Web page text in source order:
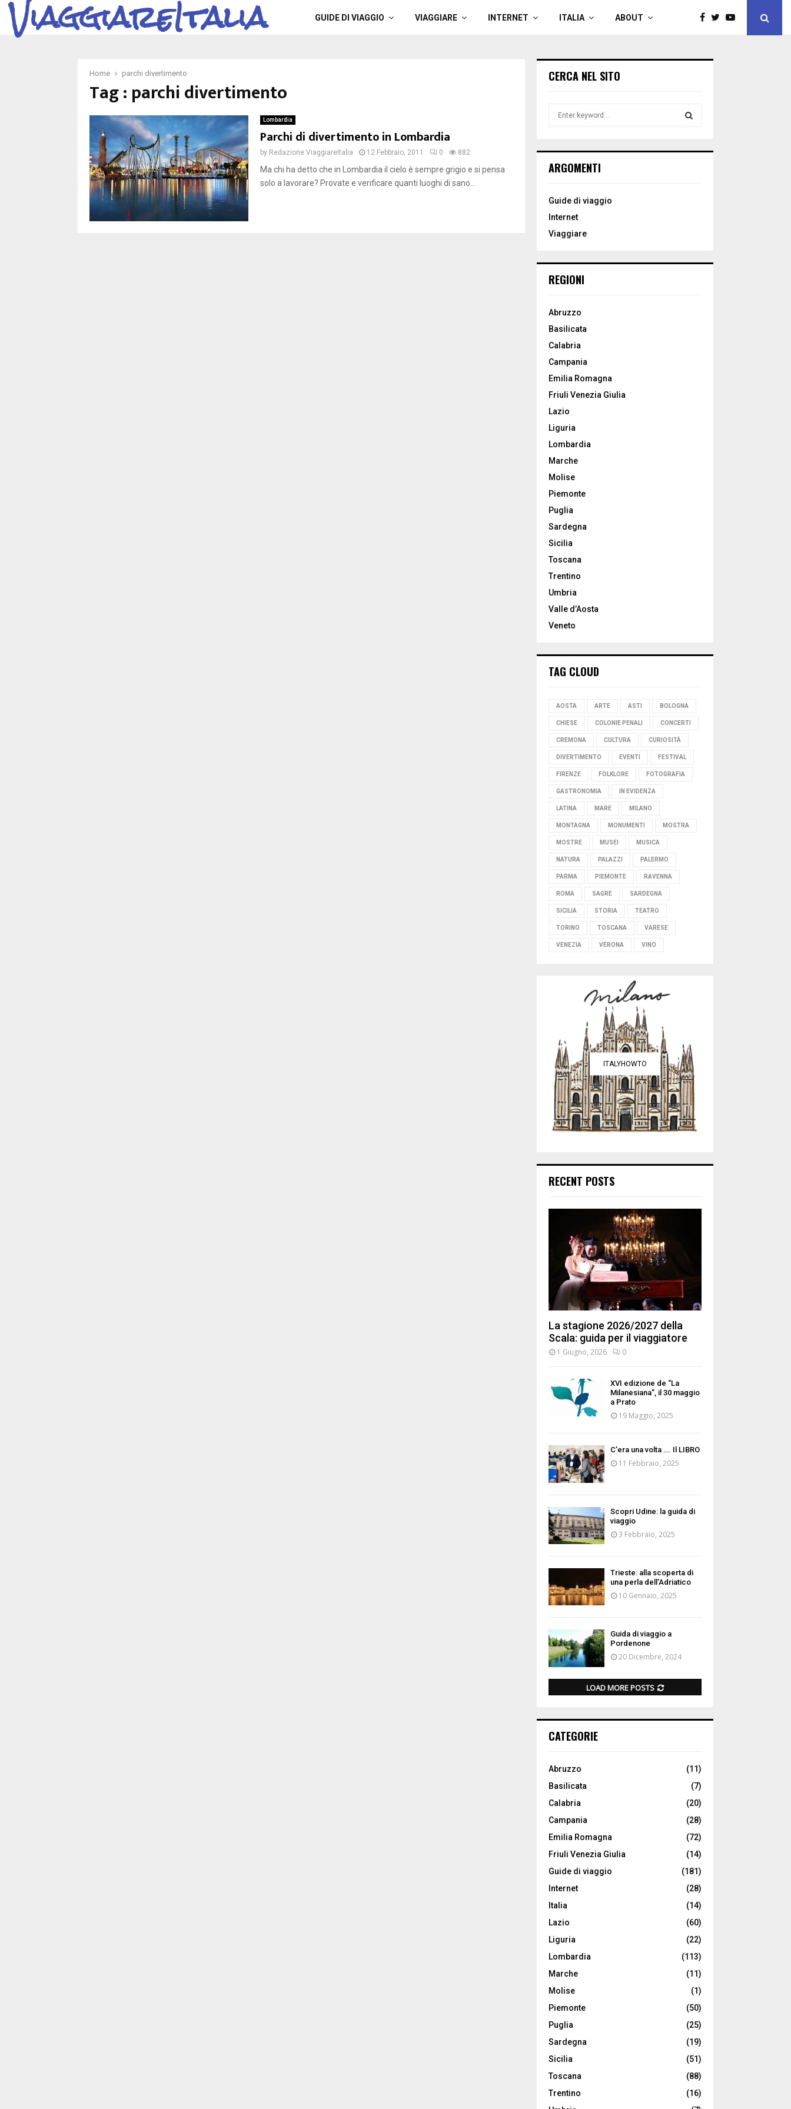
ViaggiareItalia GUIDE DI VIAGGIO VIAGGIARE INTERNET ITALIA ABOUT
Home parchi divertimento
Tag : parchi divertimento
Lombardia
Parchi di divertimento in Lombardia
by Redazione ViaggiareItalia 12 Febbraio, 2011 0 882
Ma chi ha detto che in Lombardia il cielo è sempre grigio e si pensa
solo a lavorare? Provate e verificare quanti luoghi di sano...
CERCA NEL SITO
h
o
:
ARGOMENTI
Guide di viaggio
Internet
Viaggiare
REGIONI
Abruzzo
Basilicata
Calabria
Campania
Emilia Romagna
Friuli Venezia Giulia
Lazio
Liguria
Lombardia
Marche
Molise
Piemonte
Puglia
Sardegna
Sicilia
Toscana
Trentino
Umbria
Valle d’Aosta
Veneto
TAG CLOUD
AOSTA ARTE ASTI BOLOGNA
CHIESE COLONIE PENALI CONCERTI
CREMONA CULTURA CURIOSITÀ
DIVERTIMENTO EVENTI FESTIVAL
FIRENZE FOLKLORE FOTOGRAFIA
GASTRONOMIA IN EVIDENZA
LATINA MARE MILANO
MONTAGNA MONUMENTI MOSTRA
MOSTRE MUSEI MUSICA
NATURA PALAZZI PALERMO
PARMA PIEMONTE RAVENNA
ROMA SAGRE SARDEGNA
SICILIA STORIA TEATRO
TORINO TOSCANA VARESE
VENEZIA VERONA VINO
ITALYHOWTO
RECENT POSTS
La stagione 2026/2027 della
Scala: guida per il viaggiatore
1 Giugno, 2026 0
XVI edizione de “La
Milanesiana”, il 30 maggio
a Prato
19 Maggio, 2025
C’era una volta …. Il LIBRO
11 Febbraio, 2025
Scopri Udine: la guida di
viaggio
3 Febbraio, 2025
Trieste: alla scoperta di
una perla dell’Adriatico
10 Gennaio, 2025
Guida di viaggio a
Pordenone
20 Dicembre, 2024
LOAD MORE POSTS
CATEGORIE
Abruzzo
(11)
Basilicata
(7)
Calabria
(20)
Campania
(28)
Emilia Romagna
(72)
Friuli Venezia Giulia
(14)
Guide di viaggio
(181)
Internet
(28)
Italia
(14)
Lazio
(60)
Liguria
(22)
Lombardia
(113)
Marche
(11)
Molise
(1)
Piemonte
(50)
Puglia
(25)
Sardegna
(19)
Sicilia
(51)
Toscana
(88)
Trentino
(16)